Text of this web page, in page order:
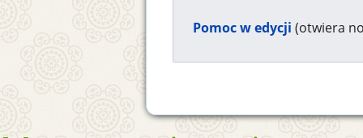
Pomoc w edycji (otwiera